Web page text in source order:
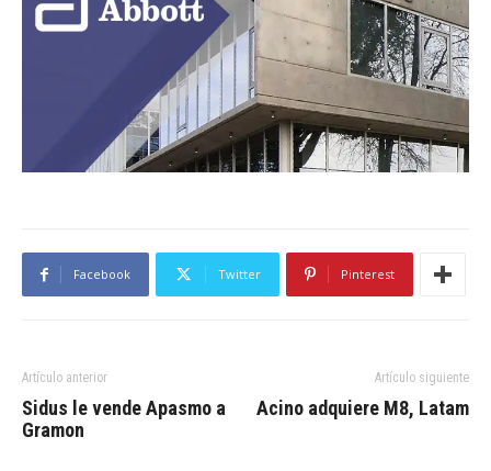
Facebook Twitter Pinterest
Artículo anterior
Sidus le vende Apasmo a
Gramon
Artículo siguiente
Acino adquiere M8, Latam